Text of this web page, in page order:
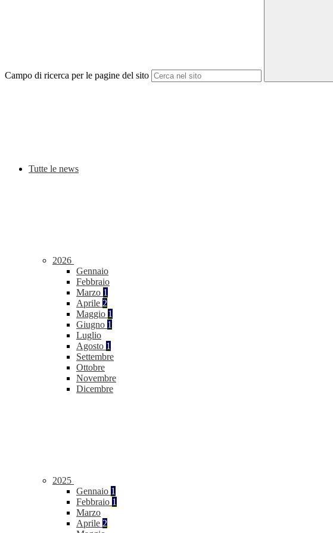
Campo di ricerca per le pagine del sito
Tutte le news
2026
Gennaio
Febbraio
Marzo 1
Aprile 2
Maggio 1
Giugno 1
Luglio
Agosto 1
Settembre
Ottobre
Novembre
Dicembre
2025
Gennaio 1
Febbraio 1
Marzo
Aprile 2